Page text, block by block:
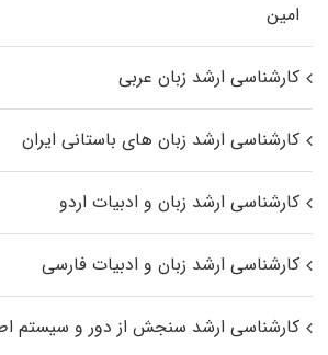
اﻣﻴﻦ
کارشناسی ارشد زبان عربی
کارشناسی ارشد زبان‌ های باستانی ایران
کارشناسی ارشد زبان و ادبیات اردو
کارشناسی ارشد زبان و ادبیات فارسی
کارشناسی ارشد سنجش از دور و سیستم